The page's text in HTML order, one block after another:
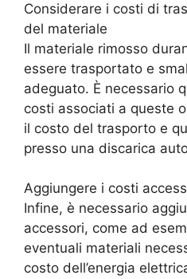
Considerare i costi di
del materiale
Il materiale rimosso
essere trasportato e
adeguato. È necessario
costi associati a queste
il costo del trasporto e
presso una discarica
Aggiungere i costi
Infine, è necessario
accessori, come ad
eventuali materiali
costo dell’energia